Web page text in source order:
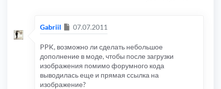
Gabriil Сообщение
07.07.2011
PPK, возможно ли сделать небольшое
дополнение в моде, чтобы после загрузки
изображения помимо форумного кода
выводилась еще и прямая ссылка на
изображение?